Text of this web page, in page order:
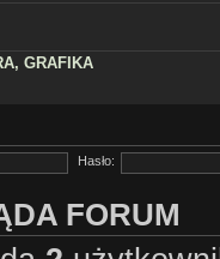
GRAFIKA
Hasło:
FORUM